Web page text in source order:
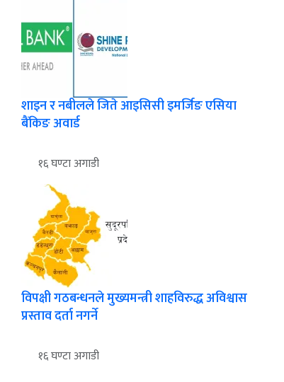
शाइन र नबीलले जिते आइसिसी इमर्जिङ एसिया
बैंकिङ अवार्ड
१६ घण्टा अगाडी
विपक्षी गठबन्धनले मुख्यमन्त्री शाहविरुद्ध अविश्वास
प्रस्ताव दर्ता नगर्ने
१६ घण्टा अगाडी